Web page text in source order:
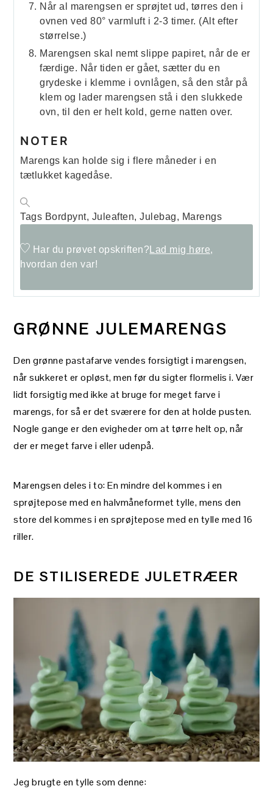
Når al marengsen er sprøjtet ud, tørres den i
ovnen ved 80° varmluft i 2-3 timer. (Alt efter
størrelse.)
Marengsen skal nemt slippe papiret, når de er
færdige. Når tiden er gået, sætter du en
grydeske i klemme i ovnlågen, så den står på
klem og lader marengsen stå i den slukkede
ovn, til den er helt kold, gerne natten over.
NOTER
Marengs kan holde sig i flere måneder i en
tætlukket kagedåse.
Tags Bordpynt, Juleaften, Julebag, Marengs
Har du prøvet opskriften? Lad mig høre,
hvordan den var!
GRØNNE JULEMARENGS
Den grønne pastafarve vendes forsigtigt i marengsen,
når sukkeret er opløst, men før du sigter flormelis i. Vær
lidt forsigtig med ikke at bruge for meget farve i
marengs, for så er det sværere for den at holde pusten.
Nogle gange er den evigheder om at tørre helt op, når
der er meget farve i eller udenpå.
Marengsen deles i to: En mindre del kommes i en
sprøjtepose med en halvmåneformet tylle, mens den
store del kommes i en sprøjtepose med en tylle med 16
riller.
DE STILISEREDE JULETRÆER
Jeg brugte en tylle som denne: